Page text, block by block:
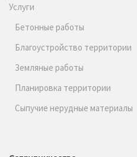
Услуги
Бетонные работы
Благоустройство территории
Земляные работы
Планировка территории
Сыпучие нерудные материалы